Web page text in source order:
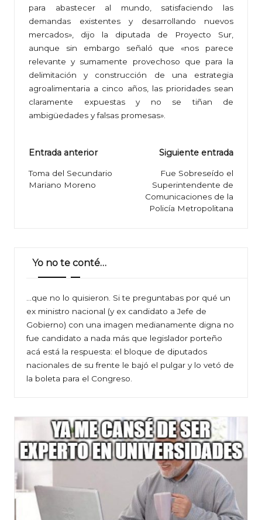
para abastecer al mundo, satisfaciendo las
demandas existentes y desarrollando nuevos
mercados», dijo la diputada de Proyecto Sur,
aunque sin embargo señaló que «nos parece
relevante y sumamente provechoso que para la
delimitación y construcción de una estrategia
agroalimentaria a cinco años, las prioridades sean
claramente expuestas y no se tiñan de
ambigüedades y falsas promesas».
Navegación
de
entradas
Entrada anterior
Toma del Secundario
Mariano Moreno
Siguiente entrada
Fue Sobreseído el
Superintendente de
Comunicaciones de la
Policía Metropolitana
Yo no te conté…
…que no lo quisieron. Si te preguntabas por qué un
ex ministro nacional (y ex candidato a Jefe de
Gobierno) con una imagen medianamente digna no
fue candidato a nada más que legislador porteño
acá está la respuesta: el bloque de diputados
nacionales de su frente le bajó el pulgar y lo vetó de
la boleta para el Congreso.